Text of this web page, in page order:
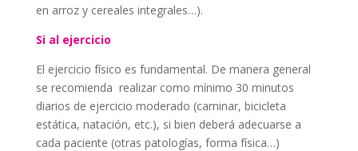
en arroz y cereales integrales…).
Si al ejercicio
El ejercicio físico es fundamental. De manera general
se recomienda realizar como mínimo 30 minutos
diarios de ejercicio moderado (caminar, bicicleta
estática, natación, etc.), si bien deberá adecuarse a
cada paciente (otras patologías, forma física…)